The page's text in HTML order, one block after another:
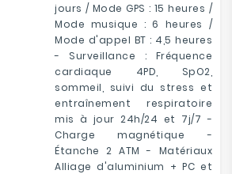
jours / Mode GPS : 15 heures /
Mode musique : 6 heures /
Mode d'appel BT : 4,5 heures
- Surveillance : Fréquence
cardiaque 4PD, SpO2,
sommeil, suivi du stress et
entraînement respiratoire
mis à jour 24h/24 et 7j/7 -
Charge magnétique -
Étanche 2 ATM - Matériaux
Alliage d'aluminium + PC et